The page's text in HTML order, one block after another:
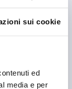
sui cookie
ed
media e per
DETAILS